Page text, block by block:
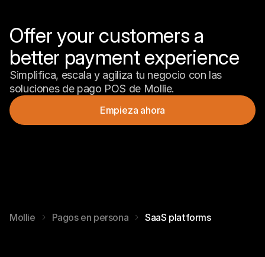
Offer your customers a
better payment experience
Simplifica, escala y agiliza tu negocio con las
soluciones de pago POS de Mollie.
Empieza ahora
Mollie Pagos en persona SaaS platforms